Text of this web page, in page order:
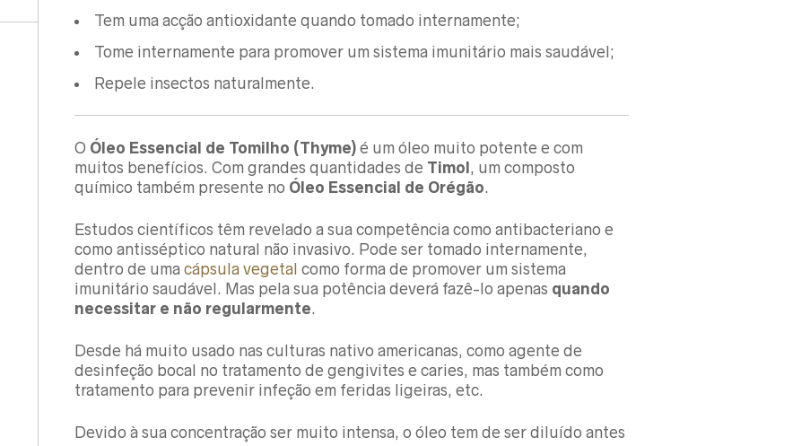
Tem uma acção antioxidante quando tomado internamente;
Tome internamente para promover um sistema imunitário mais saudável;
Repele insectos naturalmente.
O Óleo Essencial de Tomilho (Thyme) é um óleo muito potente e com
muitos benefícios. Com grandes quantidades de Timol, um composto
químico também presente no Óleo Essencial de Orégão.
Estudos científicos têm revelado a sua competência como antibacteriano e
como antisséptico natural não invasivo. Pode ser tomado internamente,
dentro de uma cápsula vegetal como forma de promover um sistema
imunitário saudável. Mas pela sua potência deverá fazê-lo apenas quando
necessitar e não regularmente.
Desde há muito usado nas culturas nativo americanas, como agente de
desinfeção bocal no tratamento de gengivites e caries, mas também como
tratamento para prevenir infeção em feridas ligeiras, etc.
Devido à sua concentração ser muito intensa, o óleo tem de ser diluído antes